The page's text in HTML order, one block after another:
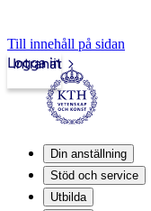
Till innehåll på sidan
Intranät
Logga in
Din anställning
Stöd och service
Utbilda